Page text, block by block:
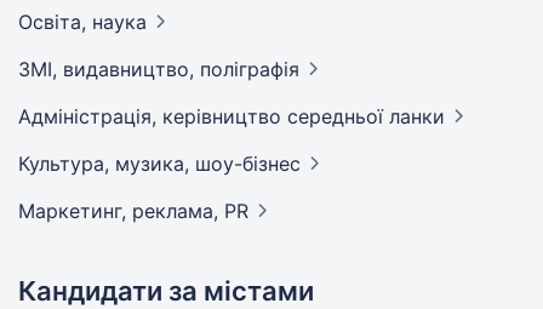
Освіта, наука
ЗМІ, видавництво, поліграфія
Адмiнiстрацiя, керівництво середньої ланки
Культура, музика, шоу-бізнес
Маркетинг, реклама, PR
Кандидати за містами